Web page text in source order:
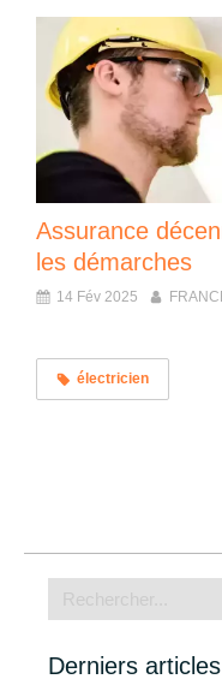
Assurance
les démarches
14 Fév 2025
électricien
Derniers articles